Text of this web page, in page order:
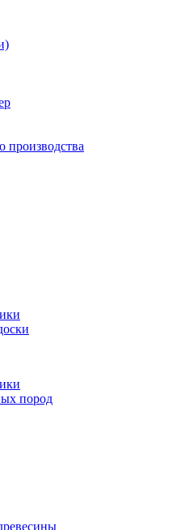
производства
пород